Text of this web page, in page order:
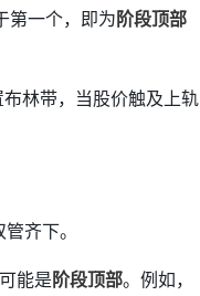
第一个，即为阶段顶部
林带，当股价触及上轨
齐下。
能是 阶段顶部。例如，